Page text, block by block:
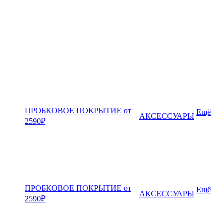
ПРОБКОВОЕ ПОКРЫТИЕ от
2590₽
АКСЕССУАРЫ Ещё
ПРОБКОВОЕ ПОКРЫТИЕ от
2590₽
АКСЕССУАРЫ Ещё